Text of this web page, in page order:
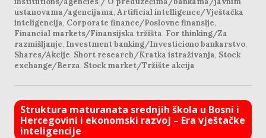
ustanovama/agencijama, Artificial intelligence/Vještačka
inteligencija, Corporate finance/Poslovne finansije,
Financial markets/Finansijska tržišta, For thinking/Za
razmišljanje, Investment banking/Investiciono bankarstvo,
Shares/Akcije, Short research/Kratka istraživanja, Stock
exchange/Berza, Stock market/Tržište akcija
Struktura maturanata srednjih škola u Bosni i
Hercegovini i ekonomski razvoj – Era vještačke
inteligencije